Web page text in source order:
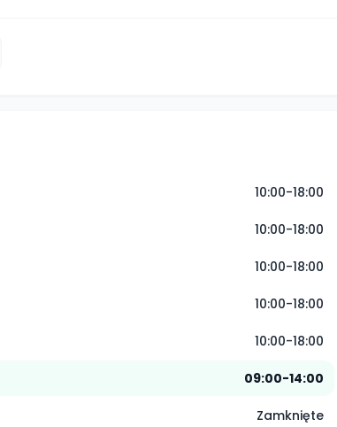
10:00-18:00
10:00-18:00
10:00-18:00
10:00-18:00
10:00-18:00
09:00-14:00
Zamknięte